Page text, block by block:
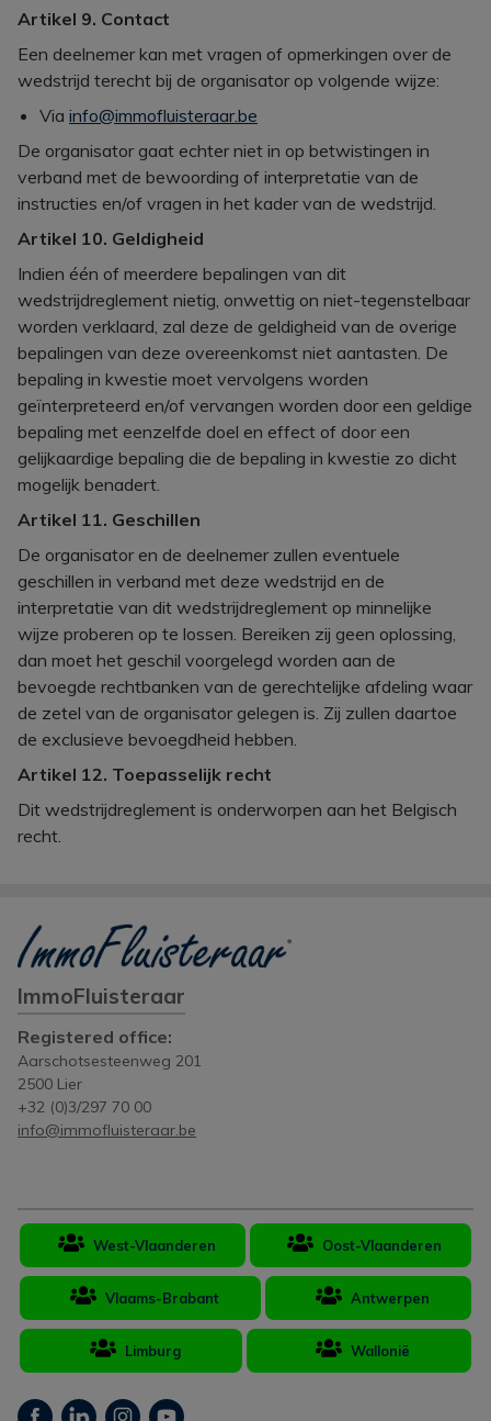
Artikel 9. Contact
Een deelnemer kan met vragen of opmerkingen over de
wedstrijd terecht bij de organisator op volgende wijze:
Via info@immofluisteraar.be
De organisator gaat echter niet in op betwistingen in
verband met de bewoording of interpretatie van de
instructies en/of vragen in het kader van de wedstrijd.
Artikel 10. Geldigheid
Indien één of meerdere bepalingen van dit
wedstrijdreglement nietig, onwettig on niet-tegenstelbaar
worden verklaard, zal deze de geldigheid van de overige
bepalingen van deze overeenkomst niet aantasten. De
bepaling in kwestie moet vervolgens worden
geïnterpreteerd en/of vervangen worden door een geldige
bepaling met eenzelfde doel en effect of door een
gelijkaardige bepaling die de bepaling in kwestie zo dicht
mogelijk benadert.
Artikel 11. Geschillen
De organisator en de deelnemer zullen eventuele
geschillen in verband met deze wedstrijd en de
interpretatie van dit wedstrijdreglement op minnelijke
wijze proberen op te lossen. Bereiken zij geen oplossing,
dan moet het geschil voorgelegd worden aan de
bevoegde rechtbanken van de gerechtelijke afdeling waar
de zetel van de organisator gelegen is. Zij zullen daartoe
de exclusieve bevoegdheid hebben.
Artikel 12. Toepasselijk recht
Dit wedstrijdreglement is onderworpen aan het Belgisch
recht.
ImmoFluisteraar
Registered office:
Aarschotsesteenweg 201
2500 Lier
+32 (0)3/297 70 00
info@immofluisteraar.be
West-Vlaanderen Oost-Vlaanderen
Vlaams-Brabant Antwerpen
Limburg Wallonië